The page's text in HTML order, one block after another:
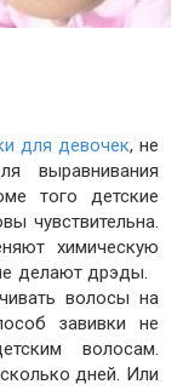
для девочек, не
выравнивания
того детские
чувствительна.
химическую
делают дрэды.
волосы на
завивки не
волосам.
дней. Или